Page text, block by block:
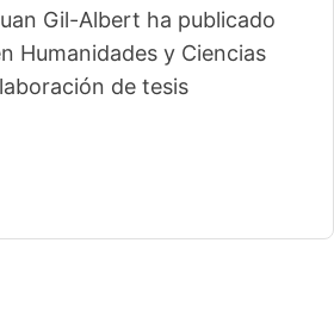
Gil-Albert ha publicado
Humanidades y Ciencias
de tesis